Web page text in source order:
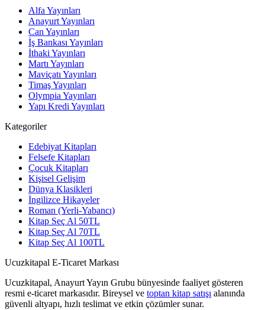
Alfa Yayınları
Anayurt Yayınları
Can Yayınları
İş Bankası Yayınları
İthaki Yayınları
Martı Yayınları
Maviçatı Yayınları
Timaş Yayınları
Olympia Yayınları
Yapı Kredi Yayınları
Kategoriler
Edebiyat Kitapları
Felsefe Kitapları
Çocuk Kitapları
Kişisel Gelişim
Dünya Klasikleri
İngilizce Hikayeler
Roman (Yerli-Yabancı)
Kitap Seç Al 50TL
Kitap Seç Al 70TL
Kitap Seç Al 100TL
Ucuzkitapal E-Ticaret Markası
Ucuzkitapal, Anayurt Yayın Grubu bünyesinde faaliyet gösteren
resmi e-ticaret markasıdır. Bireysel ve toptan kitap satışı alanında
güvenli altyapı, hızlı teslimat ve etkin çözümler sunar.